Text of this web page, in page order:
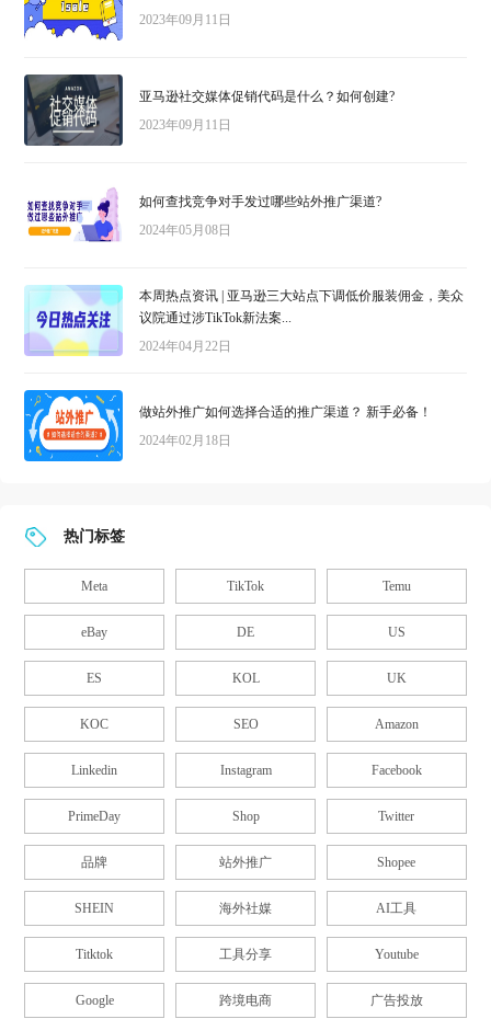
2023年09月11日
亚马逊社交媒体促销代码是什么？如何创建?
2023年09月11日
如何查找竞争对手发过哪些站外推广渠道?
2024年05月08日
本周热点资讯 | 亚马逊三大站点下调低价服装佣金，美众
议院通过涉TikTok新法案...
2024年04月22日
做站外推广如何选择合适的推广渠道？ 新手必备！
2024年02月18日
热门标签
Meta TikTok Temu
eBay DE US
ES KOL UK
KOC SEO Amazon
Linkedin Instagram Facebook
PrimeDay Shop Twitter
品牌 站外推广 Shopee
SHEIN 海外社媒 AI工具
Titktok 工具分享 Youtube
Google 跨境电商 广告投放